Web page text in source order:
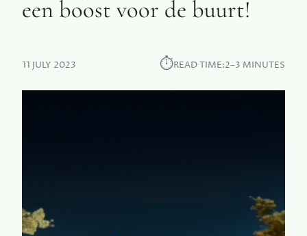
een boost voor de buurt!
11 JULY 2023 ⏱︎READ TIME:2–3 MINUTES